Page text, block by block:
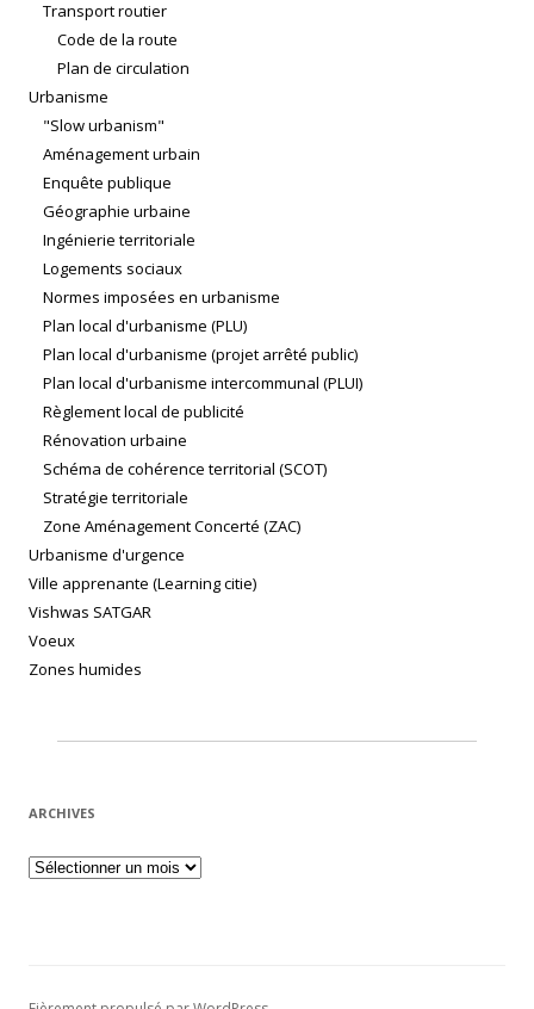
Transport routier
Code de la route
Plan de circulation
Urbanisme
"Slow urbanism"
Aménagement urbain
Enquête publique
Géographie urbaine
Ingénierie territoriale
Logements sociaux
Normes imposées en urbanisme
Plan local d'urbanisme (PLU)
Plan local d'urbanisme (projet arrêté public)
Plan local d'urbanisme intercommunal (PLUI)
Règlement local de publicité
Rénovation urbaine
Schéma de cohérence territorial (SCOT)
Stratégie territoriale
Zone Aménagement Concerté (ZAC)
Urbanisme d'urgence
Ville apprenante (Learning citie)
Vishwas SATGAR
Voeux
Zones humides
ARCHIVES
Archives